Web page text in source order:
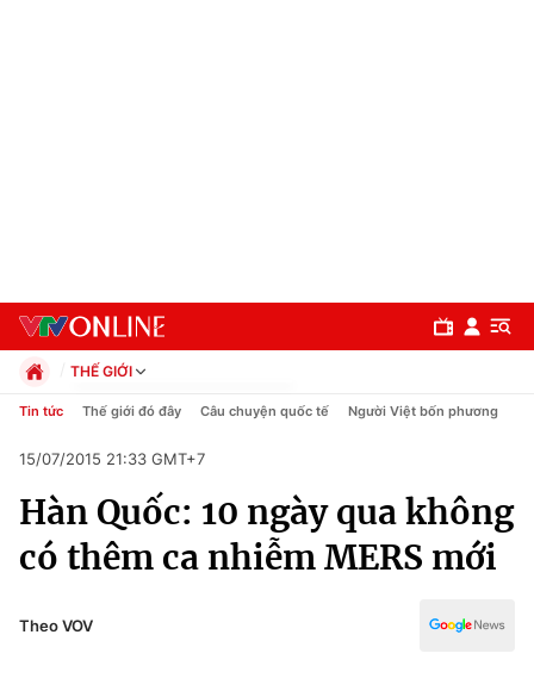
Chuyên mục
Chính trị
THẾ GIỚI
Chính trị
Pháp luật
Kinh tế
Thể thao
Truyền hình
Y tế
Tin tức Thế giới đó đây Câu chuyện quốc tế Người Việt bốn phương
15/07/2015 21:33 GMT+7
Hàn Quốc: 10 ngày qua không
có thêm ca nhiễm MERS mới
Theo VOV